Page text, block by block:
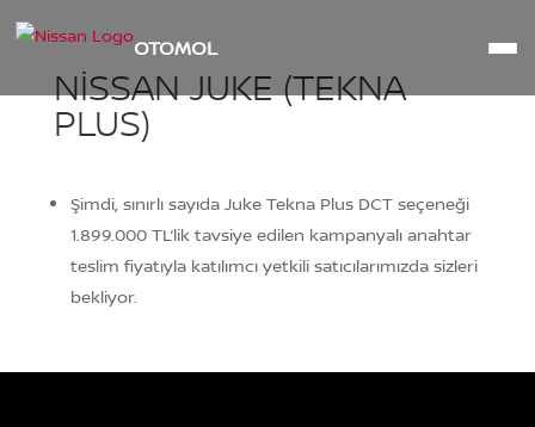
OTOMOL
NISSAN JUKE (TEKNA
PLUS)
Şimdi, sınırlı sayıda Juke Tekna Plus DCT seçeneği
1.899.000 TL’lik tavsiye edilen kampanyalı anahtar
teslim fiyatıyla katılımcı yetkili satıcılarımızda sizleri
bekliyor.